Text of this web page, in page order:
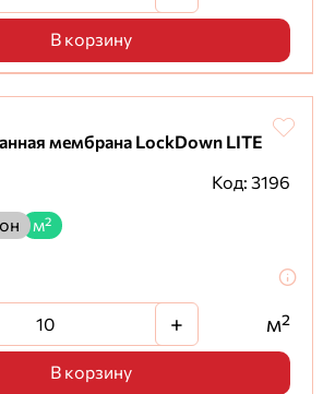
В корзину
мембрана LockDown LITE
Код: 3196
м²
+ м²
В корзину